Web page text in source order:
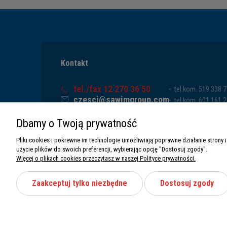
Kontakt
tel./fax 12 270 36 50
czesci@sawimgroup.com
32-080 Zabierzów
NIP: 5130284470
REGON: 5246591010
tel.kom. 519 338
tel.kom. 601 161
Dbamy o Twoją prywatność
Pliki cookies i pokrewne im technologie umożliwiają poprawne działanie
użycie plików do swoich preferencji, wybierając opcję "Dostosuj zgody".
Więcej o plikach cookies przeczytasz w naszej Polityce prywatności.
Zaakceptuj tylko niezbędne Dostosuj zgody